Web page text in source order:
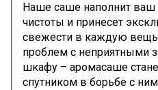
Наше саше наполнит ваш
чистоты и принесет
свежести в каждую
проблем с неприятными
шкафу – аромасаше
спутником в борьбе с